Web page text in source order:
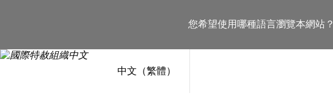
您希望使用哪種語言瀏覽本網站？
中文（繁體）
內